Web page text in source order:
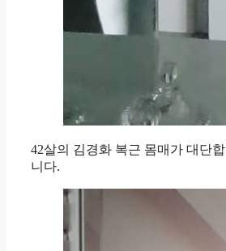
42살의 김경화 복근 몸매가 대단합
니다.